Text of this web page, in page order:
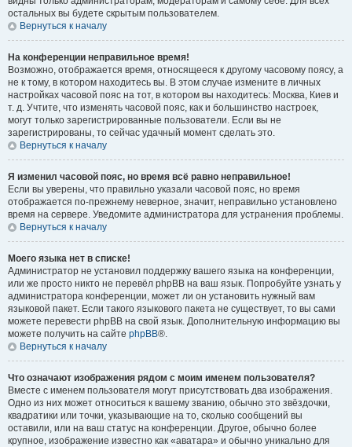
остальных вы будете скрытым пользователем.
Вернуться к началу
На конференции неправильное время!
Возможно, отображается время, относящееся к другому часовому поясу, а
не к тому, в котором находитесь вы. В этом случае измените в личных
настройках часовой пояс на тот, в котором вы находитесь: Москва, Киев и
т. д. Учтите, что изменять часовой пояс, как и большинство настроек,
могут только зарегистрированные пользователи. Если вы не
зарегистрированы, то сейчас удачный момент сделать это.
Вернуться к началу
Я изменил часовой пояс, но время всё равно неправильное!
Если вы уверены, что правильно указали часовой пояс, но время
отображается по-прежнему неверное, значит, неправильно установлено
время на сервере. Уведомите администратора для устранения проблемы.
Вернуться к началу
Моего языка нет в списке!
Администратор не установил поддержку вашего языка на конференции,
или же просто никто не перевёл phpBB на ваш язык. Попробуйте узнать у
администратора конференции, может ли он установить нужный вам
языковой пакет. Если такого языкового пакета не существует, то вы сами
можете перевести phpBB на свой язык. Дополнительную информацию вы
можете получить на сайте phpBB®.
Вернуться к началу
Что означают изображения рядом с моим именем пользователя?
Вместе с именем пользователя могут присутствовать два изображения.
Одно из них может относиться к вашему званию, обычно это звёздочки,
квадратики или точки, указывающие на то, сколько сообщений вы
оставили, или на ваш статус на конференции. Другое, обычно более
крупное, изображение известно как «аватара» и обычно уникально для